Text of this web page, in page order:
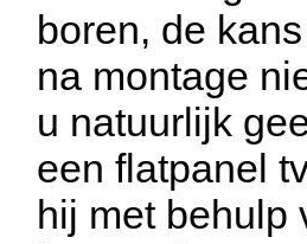
boren, de
na montage
u natuurlijk
een flatpanel
hij met behulp